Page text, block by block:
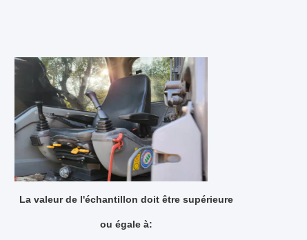
La valeur de l'échantillon doit être supérieure
ou égale à: